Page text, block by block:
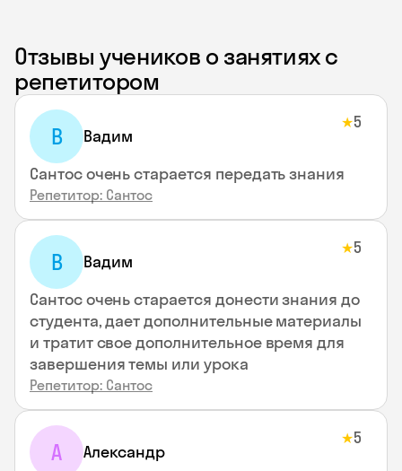
Отзывы учеников о занятиях с
репетитором
В Вадим
★5
Сантос очень старается передать знания
Репетитор: Сантос
В Вадим
★5
Сантос очень старается донести знания до
студента, дает дополнительные материалы
и тратит свое дополнительное время для
завершения темы или урока
Репетитор: Сантос
А Александр
★5